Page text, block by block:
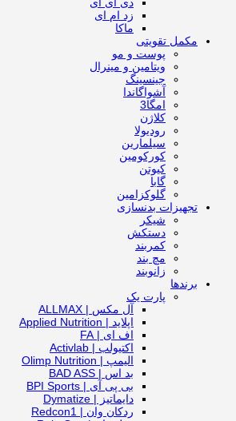
زد ام ای
ماکا
مکمل تقویتی
پوست و مو
ویتامین و مینرال
جینسینگ
آشواگاندا
امگا3
کلاژن
رودیولا
سیلمارین
کورکومین
کیوتن
گابا
گلوکزامین
تجهیزات بدنسازی
شیکر
دستکش
کمربند
مچ بند
زانوبند
برندها
پارت یک
آل مکس | ALLMAX
اپلاید | Applied Nutrition
اف ای | FA
اکتیولب | Activlab
الیمپ | Olimp Nutrition
بد اس | BAD ASS
بی پی آی | BPI Sports
دایماتیز | Dymatize
ردکان وان | Redcon1